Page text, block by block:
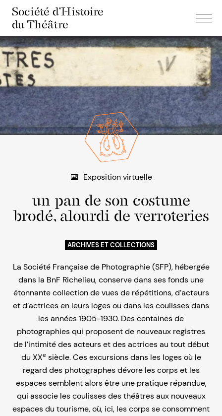
Société d'Histoire
du Théâtre
Exposition virtuelle
un pan de son costume
brodé, alourdi de verroteries
ARCHIVES ET COLLECTIONS
La Société Française de Photographie (SFP), hébergée
dans la BnF Richelieu, conserve dans ses fonds une
étonnante collection de vues de répétitions, d’acteurs
et d’actrices en leurs loges ou dans les coulisses dans
les années 1905-1930. Des centaines de
photographies qui proposent de nouveaux registres
de l’intimité des acteurs et des actrices au tout début
du XXesiècle. Ces excursions dans les loges où le
regard des photographes dévore les corps et les
espaces semblent alors être une pratique répandue,
qui associe les coulisses des théâtres aux nouveaux
espaces du tourisme, où, ici, les corps se consomment